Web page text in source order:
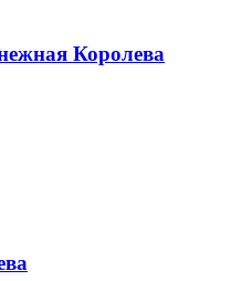
Королева